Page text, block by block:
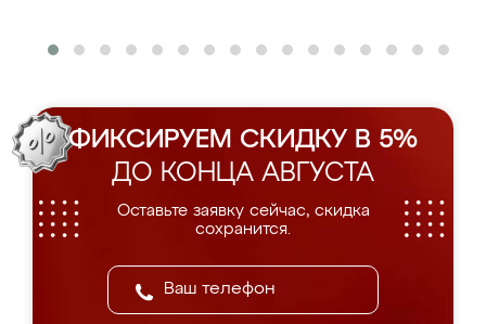
ФИКСИРУЕМ СКИДКУ В 5%
ДО КОНЦА АВГУСТА
Оставьте заявку сейчас, скидка
сохранится.